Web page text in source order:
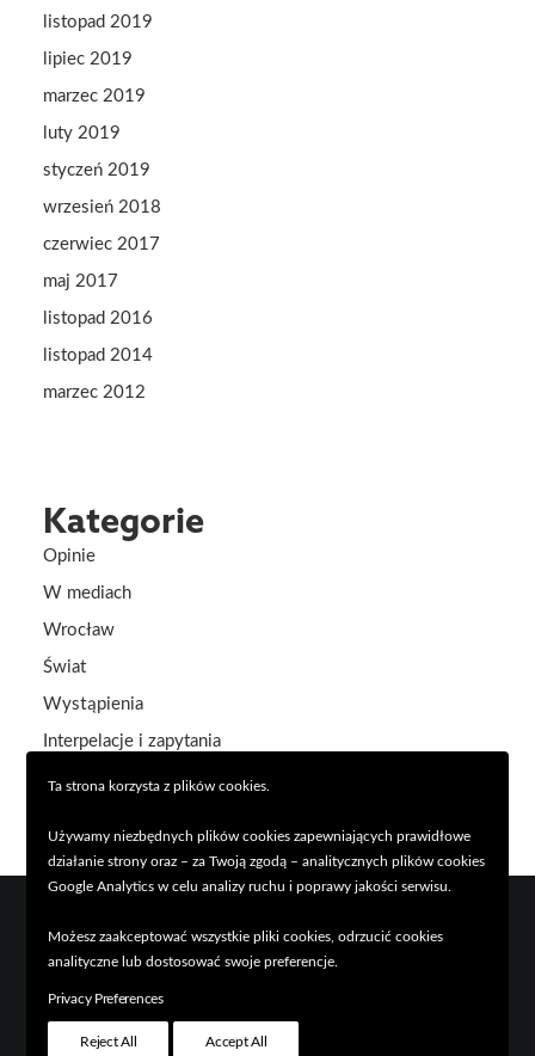
listopad 2019
lipiec 2019
marzec 2019
luty 2019
styczeń 2019
wrzesień 2018
czerwiec 2017
maj 2017
listopad 2016
listopad 2014
marzec 2012
Kategorie
Opinie
W mediach
Wrocław
Świat
Wystąpienia
Interpelacje i zapytania
Aktualności
© 2026 Piotr Uhle. Wszystkie prawa zastrzeżone
Ta strona korzysta z plików cookies.
Używamy niezbędnych plików cookies zapewniających prawidłowe
działanie strony oraz – za Twoją zgodą – analitycznych plików cookies
Google Analytics w celu analizy ruchu i poprawy jakości serwisu.
Możesz zaakceptować wszystkie pliki cookies, odrzucić cookies
analityczne lub dostosować swoje preferencje.
Privacy Preferences
Reject All Accept All